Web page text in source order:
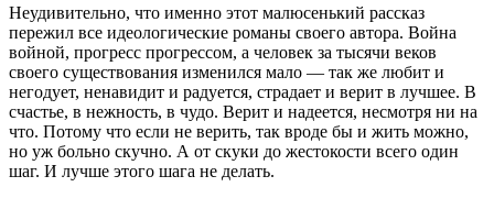
Неудивительно, что именно этот малюсенький рассказ
пережил все идеологические романы своего автора. Война
войной, прогресс прогрессом, а человек за тысячи веков
своего существования изменился мало — так же любит и
негодует, ненавидит и радуется, страдает и верит в лучшее. В
счастье, в нежность, в чудо. Верит и надеется, несмотря ни на
что. Потому что если не верить, так вроде бы и жить можно,
но уж больно скучно. А от скуки до жестокости всего один
шаг. И лучше этого шага не делать.